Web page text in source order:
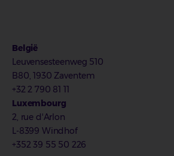
België
Leuvensesteenweg 510
B80, 1930 Zaventem
+32 2 790 81 11
Luxembourg
2, rue d'Arlon
L-8399 Windhof
+352 39 55 50 226